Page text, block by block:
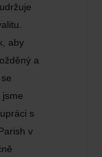
aby
a
s
v